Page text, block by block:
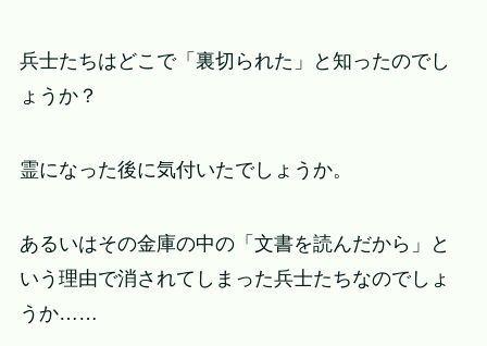
兵士たちはどこで「裏切られた」と知ったのでし
ょうか？
霊になった後に気付いたでしょうか。
あるいはその金庫の中の「文書を読んだから」と
いう理由で消されてしまった兵士たちなのでしょ
うか……